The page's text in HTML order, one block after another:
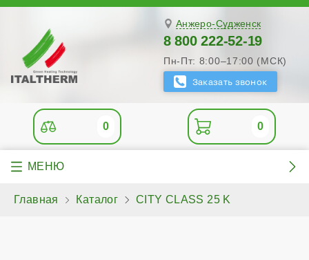
Анжеро-Судженск
8 800 222-52-19
Пн-Пт: 8:00–17:00 (МСК)
0 0
Главная Каталог CITY CLASS 25 K